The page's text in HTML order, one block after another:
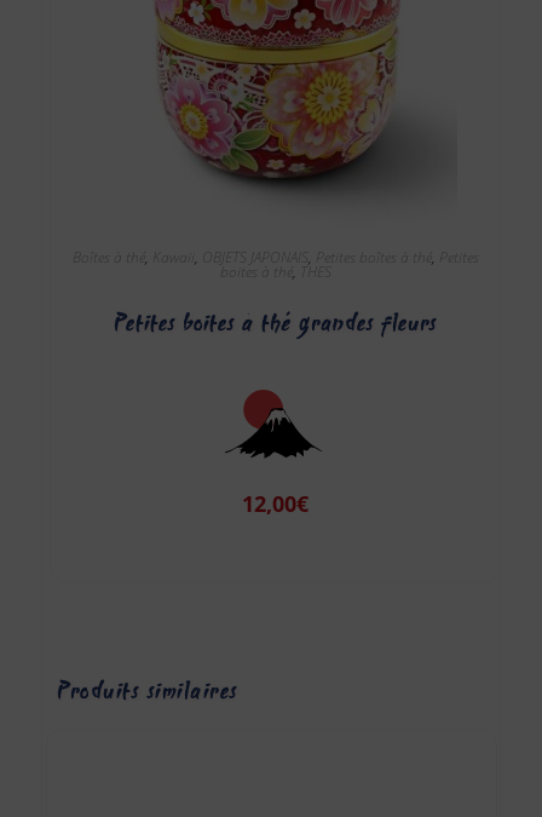
Boîtes à thé , Kawaii , , Petites boîtes à thé ,
boites à thé , THES
Petites boites à thé grandes fleurs
12,00€
Produits similaires